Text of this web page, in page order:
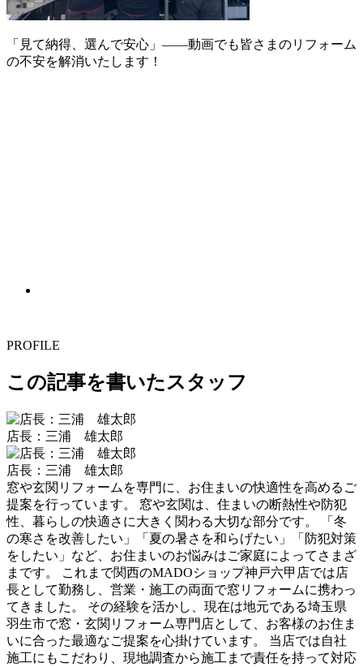
「見て納得、選んで安心」——動画でも皆さまのリフォーム
の不安を解消いたします！
PROFILE
この記事を書いたスタッフ
店長：三浦 雄太郎
店長：三浦 雄太郎
窓や玄関リフォームを専門に、お住まいの快適性を高めるご
提案を行っています。 窓や玄関は、住まいの断熱性や防犯
性、暮らしの快適さに大きく関わる大切な部分です。 「冬
の寒さを改善したい」「夏の暑さを和らげたい」「防犯対策
をしたい」など、お住まいのお悩みはご家庭によってさまざ
まです。 これまで関西のMADOショップ神戸六甲店では店
長として勤務し、営業・施工の両面で窓リフォームに携わっ
てきました。 その経験を活かし、現在は地元である埼玉県
羽生市で窓・玄関リフォーム専門店として、お客様のお住ま
いに合った最適なご提案を心掛けています。 当店では自社
施工にもこだわり、現地調査から施工まで責任を持って対応